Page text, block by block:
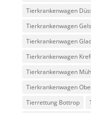
Tierkrankenwagen
Tierkrankenwagen
Tierkrankenwagen
Tierkrankenwagen
Tierkrankenwagen
Tierkrankenwagen
Tierrettung Bottrop